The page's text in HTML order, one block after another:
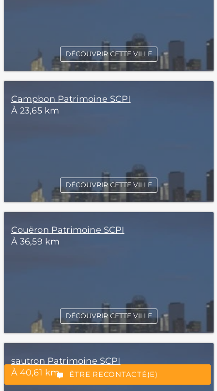
“Excellent”, 165 avis
ÊTRE RECONTACTÉ(E)
DÉCOUVRIR CETTE VILLE
Campbon Patrimoine SCPI
À 23,65 km
DÉCOUVRIR CETTE VILLE
Couëron Patrimoine SCPI
À 36,59 km
DÉCOUVRIR CETTE VILLE
sautron Patrimoine SCPI
À 40,61 km